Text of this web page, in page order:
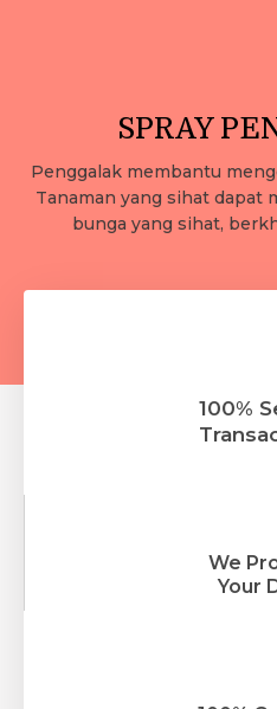
SPRAY
Penggalak membantu
Tanaman yang sihat dapat
bunga yang sihat,
100%
We
Your